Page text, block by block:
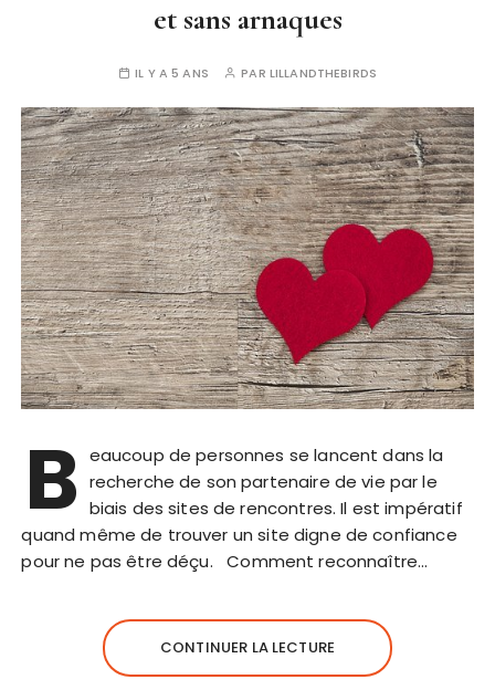
et sans arnaques
IL Y A 5 ANS PAR LILLANDTHEBIRDS
B eaucoup de personnes se lancent dans la
recherche de son partenaire de vie par le
biais des sites de rencontres. Il est impératif
quand même de trouver un site digne de confiance
pour ne pas être déçu. Comment reconnaître…
CONTINUER LA LECTURE